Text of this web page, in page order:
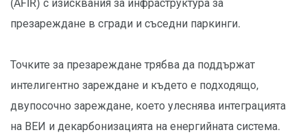
(AFIR) с изисквания за инфраструктура за
презареждане в сгради и съседни паркинги.
Точките за презареждане трябва да поддържат
интелигентно зареждане и където е подходящо,
двупосочно зареждане, което улеснява интеграцията
на ВЕИ и декарбонизацията на енергийната система.